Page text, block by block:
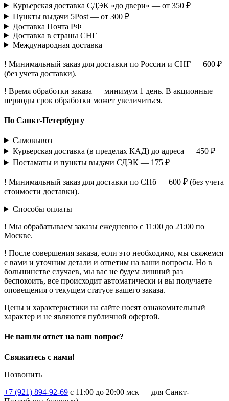
Курьерская доставка СДЭК «до двери» — от 350 ₽
Пункты выдачи 5Post — от 300 ₽
Доставка Почта РФ
Доставка в страны СНГ
Международная доставка
! Минимальный заказ для доставки по России и СНГ — 600 ₽
(без учета доставки).
! Время обработки заказа — минимум 1 день. В акционные
периоды срок обработки может увеличиться.
По Санкт-Петербургу
Самовывоз
Курьерская доставка (в пределах КАД) до адреса — 450 ₽
Постаматы и пункты выдачи СДЭК — 175 ₽
! Минимальный заказ для доставки по СПб — 600 ₽ (без учета
стоимости доставки).
Способы оплаты
! Мы обрабатываем заказы ежедневно с 11:00 до 21:00 по
Москве.
! После совершения заказа, если это необходимо, мы свяжемся
с вами и уточним детали и ответим на ваши вопросы. Но в
большинстве случаев, мы вас не будем лишний раз
беспокоить, все происходит автоматически и вы получаете
оповещения о текущем статусе вашего заказа.
Цены и характеристики на сайте носят ознакомительный
характер и не являются публичной офертой.
Не нашли ответ на ваш вопрос?
Свяжитесь с нами!
Позвонить
+7 (921) 894-92-69 c 11:00 до 20:00 мск — для Санкт-